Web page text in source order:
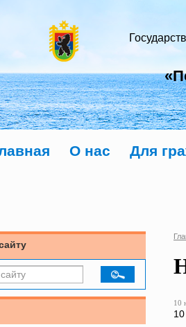
О нас Для
10